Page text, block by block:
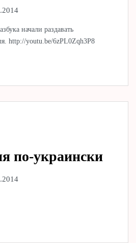
начали раздавать
http://youtu.be/6zPL0Zqh3P8
по-украински